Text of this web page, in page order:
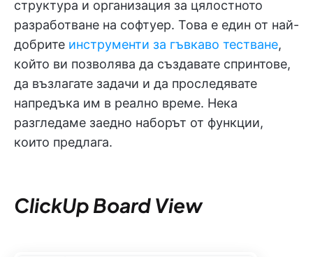
структура и организация за цялостното
разработване на софтуер. Това е един от най-
добрите инструменти за гъвкаво тестване,
който ви позволява да създавате спринтове,
да възлагате задачи и да проследявате
напредъка им в реално време. Нека
разгледаме заедно наборът от функции,
които предлага.
ClickUp Board View